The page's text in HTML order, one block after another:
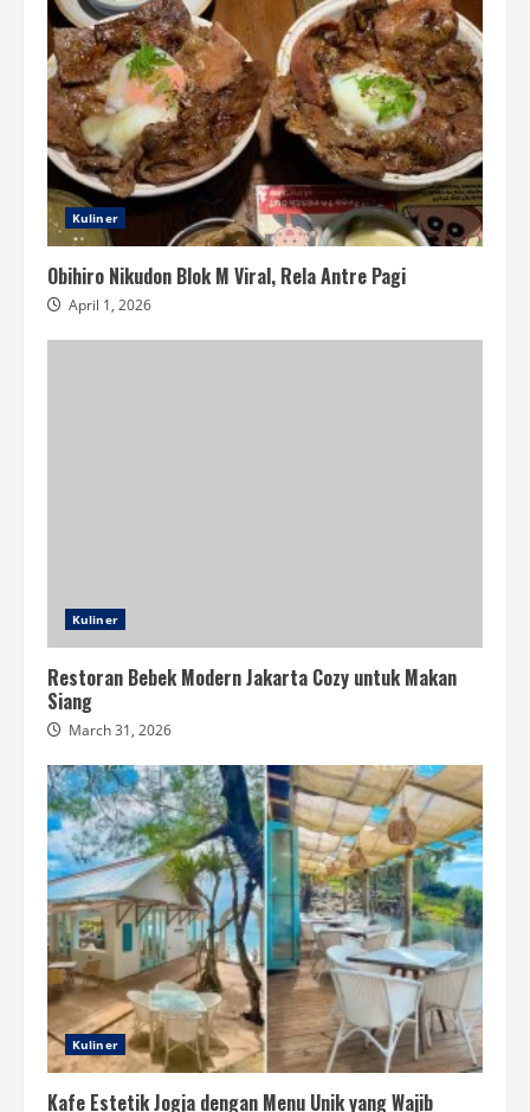
Kuliner
Obihiro Nikudon Blok M Viral, Rela Antre Pagi
April 1, 2026
Kuliner
Restoran Bebek Modern Jakarta Cozy untuk Makan
Siang
March 31, 2026
Kuliner
Kafe Estetik Jogja dengan Menu Unik yang Wajib